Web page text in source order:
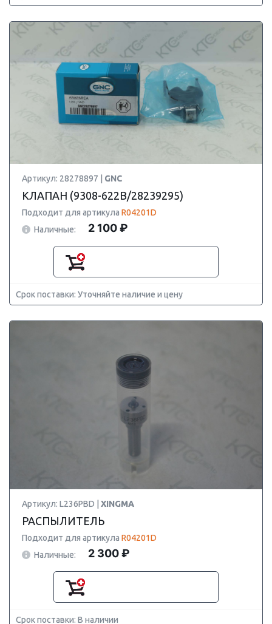
Артикул: 28278897 | GNC
КЛАПАН (9308-622B/28239295)
Подходит для артикула R04201D
Наличные:
2 100 ₽
Срок поставки: Уточняйте наличие и цену
Артикул: L236PBD | XINGMA
РАСПЫЛИТЕЛЬ
Подходит для артикула R04201D
Наличные:
2 300 ₽
Срок поставки: В наличии